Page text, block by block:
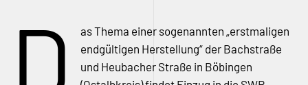
D
as Thema einer sogenannten „erstmaligen
endgültigen Herstellung“ der Bachstraße
und Heubacher Straße in Böbingen